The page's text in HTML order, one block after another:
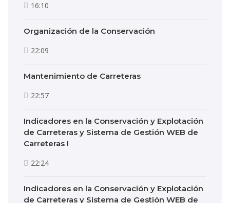
16:10
Organización de la Conservación
22:09
Mantenimiento de Carreteras
22:57
Indicadores en la Conservación y Explotación
de Carreteras y Sistema de Gestión WEB de
Carreteras I
22:24
Indicadores en la Conservación y Explotación
de Carreteras y Sistema de Gestión WEB de